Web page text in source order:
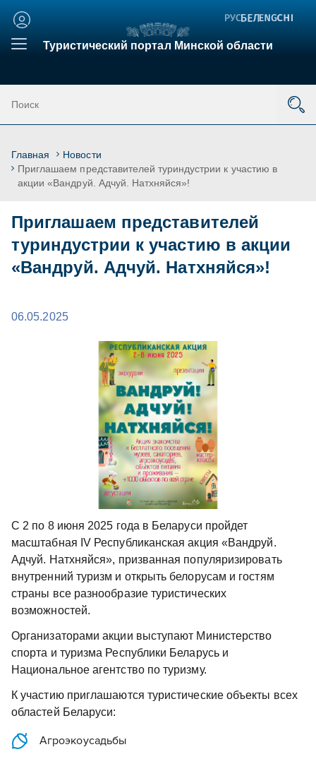
Туристический портал Минской области
Главная
Новости
Приглашаем представителей туриндустрии к участию в
акции «Вандруй. Адчуй. Натхняйся»!
Приглашаем представителей
туриндустрии к участию в акции
«Вандруй. Адчуй. Натхняйся»!
06.05.2025
С 2 по 8 июня 2025 года в Беларуси пройдет
масштабная IV Республиканская акция «Вандруй.
Адчуй. Натхняйся», призванная популяризировать
внутренний туризм и открыть белорусам и гостям
страны все разнообразие туристических
возможностей.
Организаторами акции выступают Министерство
спорта и туризма Республики Беларусь и
Национальное агентство по туризму.
К участию приглашаются туристические объекты всех
областей Беларуси:
Агроэкоусадьбы